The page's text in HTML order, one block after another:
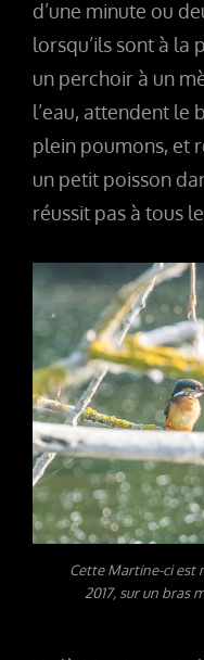
d’une minute ou
lorsqu’ils sont à la
un perchoir à un
l’eau, attendent le
plein poumons, et
un petit poisson
réussit pas à tous
Cette Martine-ci est
2017, sur un bras